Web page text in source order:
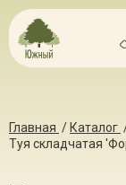
Главная / Каталог
Туя складчатая